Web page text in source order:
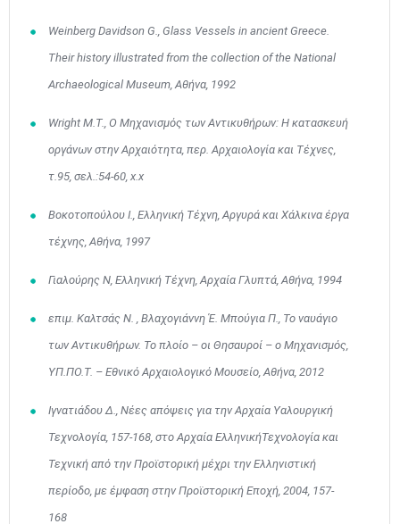
Weinberg Davidson G., Glass Vessels in ancient Greece.
Their history illustrated from the collection of the National
Archaeological Museum, Αθήνα, 1992
Wright M.T., Ο Μηχανισμός των Αντικυθήρων: Η κατασκευή
οργάνων στην Αρχαιότητα, περ. Αρχαιολογία και Τέχνες,
τ.95, σελ.:54-60, x.x
Βοκοτοπούλου Ι., Ελληνική Τέχνη, Αργυρά και Χάλκινα έργα
τέχνης, Αθήνα, 1997
Γιαλούρης Ν, Ελληνική Τέχνη, Αρχαία Γλυπτά, Αθήνα, 1994
επιμ. Καλτσάς Ν. , Βλαχογιάννη Έ. Μπούγια Π., Το ναυάγιο
των Αντικυθήρων. Το πλοίο – οι Θησαυροί – ο Μηχανισμός,
ΥΠ.ΠΟ.Τ. – Εθνικό Αρχαιολογικό Μουσείο, Αθήνα, 2012
Ιγνατιάδου Δ., Νέες απόψεις για την Αρχαία Υαλουργική
Τεχνολογία, 157-168, στο Αρχαία ΕλληνικήΤεχνολογία και
Τεχνική από την Προϊστορική μέχρι την Ελληνιστική
περίοδο, με έμφαση στην Προϊστορική Εποχή, 2004, 157-
168